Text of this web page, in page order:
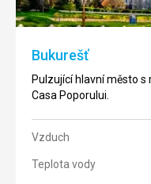
Bukurešť
Pulzující hlavní město
Casa Poporului.
Vzduch
Teplota vody